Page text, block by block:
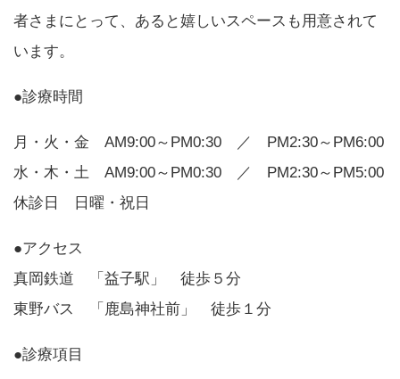
者さまにとって、あると嬉しいスペースも用意されて
います。
●診療時間
月・火・金 AM9:00～PM0:30 ／ PM2:30～PM6:00
水・木・土 AM9:00～PM0:30 ／ PM2:30～PM5:00
休診日 日曜・祝日
●アクセス
真岡鉄道 「益子駅」 徒歩５分
東野バス 「鹿島神社前」 徒歩１分
●診療項目